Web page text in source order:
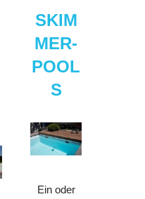
SKIM
MER-
POOL
S
Ein oder